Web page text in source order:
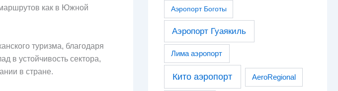
как в Южной
туризма, благодаря
в устойчивость сектора,
в стране.
Аэропорт Боготы
Аэропорт Гуаякиль
Лима аэропорт
Кито аэропорт AeroRegional